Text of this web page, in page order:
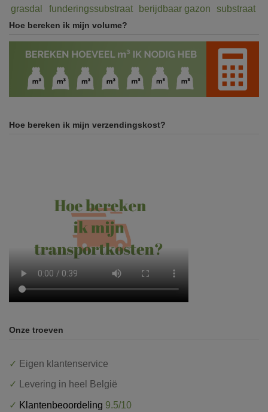
grasdal funderingssubstraat berijdbaar gazon substraat
Hoe bereken ik mijn volume?
Hoe bereken ik mijn verzendingskost?
Onze troeven
✓ Eigen klantenservice
✓ Levering in heel België
✓ Klantenbeoordeling 9.5/10